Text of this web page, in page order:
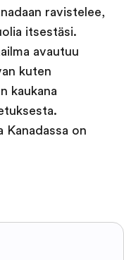
ravistelee,
itsestäsi.
avautuu
kuten
kaukana
Kanadassa on